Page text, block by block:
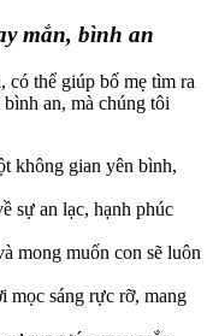
mắn, bình an
có thể giúp bố mẹ tìm ra
an, mà chúng tôi
không gian yên bình,
sự an lạc, hạnh phúc
mong muốn con sẽ luôn
mọc sáng rực rỡ, mang